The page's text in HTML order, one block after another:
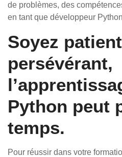
de problèmes, des
en tant que développeur
Soyez
persévérant,
Python peut
temps.
Pour réussir dans votre